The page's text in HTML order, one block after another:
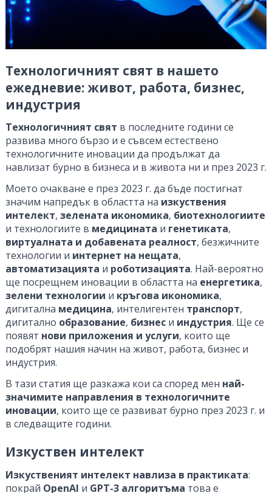
Технологичният свят в нашето
ежедневие: живот, работа, бизнес,
индустрия
Технологичният свят в последните години се
развива много бързо и е съвсем естествено
технологичните иновации да продължат да
навлизат бурно в бизнеса и в живота ни и през 2023 г.
Моето очакване е през 2023 г. да бъде постигнат
значим напредък в областта на изкуствения
интелект, зелената икономика, биотехнологиите
и технологиите в медицината и генетиката,
виртуалната и добавената реалност, безжичните
технологии и интернет на нещата,
автоматизацията и роботизацията. Най-вероятно
ще посрещнем иновации в областта на енергетика,
зелени технологии и кръгова икономика,
дигитална медицина, интелигентен транспорт,
дигитално образование, бизнеси индустрия. Ще се
появят нови приложения и услуги, които ще
подобрят нашия начин на живот, работа, бизнес и
индустрия.
В тази статия ще разкажа кои са според мен най-
значимите направления в технологичните
иновации, които ще се развиват бурно през 2023 г. и
в следващите години.
Изкуствен интелект
Изкуственият интелект навлиза в практиката:
покрай OpenAI и GPT-3 алгоритъма това е